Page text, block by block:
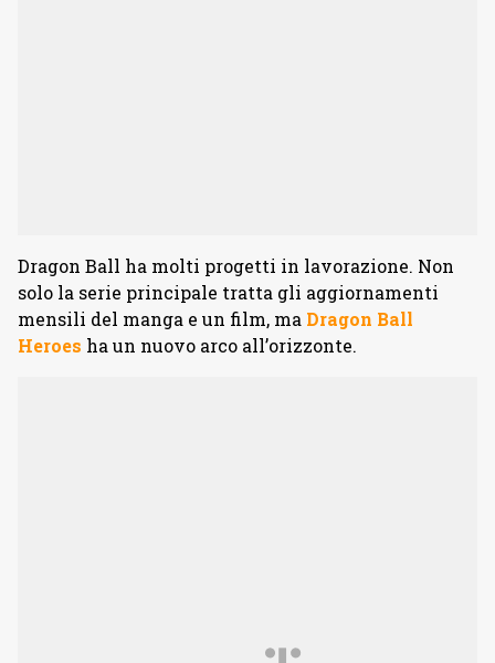
Dragon Ball ha molti progetti in lavorazione. Non
solo la serie principale tratta gli aggiornamenti
mensili del manga e un film, ma Dragon Ball
Heroes ha un nuovo arco all’orizzonte.